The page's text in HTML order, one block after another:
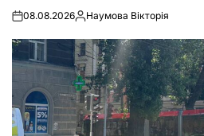
on08.08.2026Опубліковано
Наумова Вікторія